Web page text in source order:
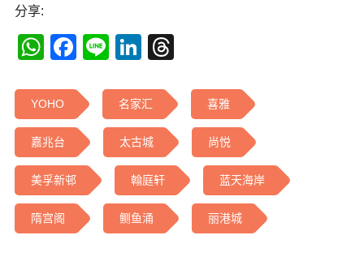
分享:
WhatsApp
Facebook
LineLinkedIn
YOHO 名家汇 喜雅
嘉兆台 太古城 尚悦
美孚新邨 翰庭轩 蓝天海岸
隋宫阁 鲗鱼涌 丽港城